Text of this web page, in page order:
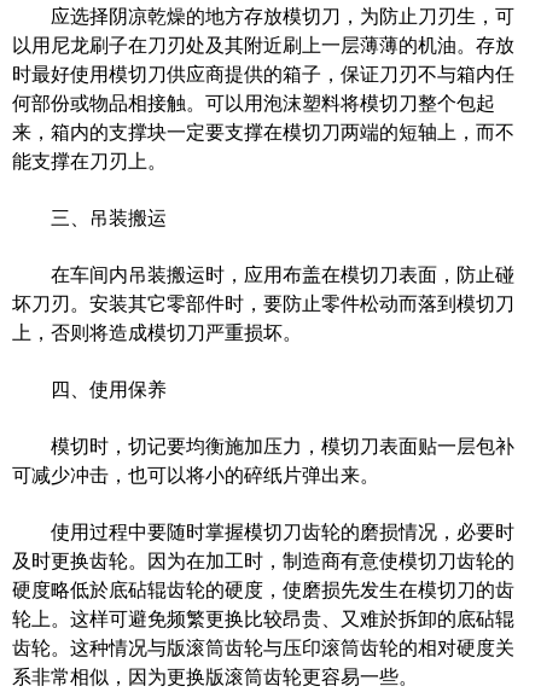
应选择阴凉乾燥的地方存放模切刀，为防止刀刃生，可
以用尼龙刷子在刀刃处及其附近刷上一层薄薄的机油。存放
时最好使用模切刀供应商提供的箱子，保证刀刃不与箱内任
何部份或物品相接触。可以用泡沫塑料将模切刀整个包起
来，箱内的支撑块一定要支撑在模切刀两端的短轴上，而不
能支撑在刀刃上。
三、吊装搬运
在车间内吊装搬运时，应用布盖在模切刀表面，防止碰
坏刀刃。安装其它零部件时，要防止零件松动而落到模切刀
上，否则将造成模切刀严重损坏。
四、使用保养
模切时，切记要均衡施加压力，模切刀表面贴一层包补
可减少冲击，也可以将小的碎纸片弹出来。
使用过程中要随时掌握模切刀齿轮的磨损情况，必要时
及时更换齿轮。因为在加工时，制造商有意使模切刀齿轮的
硬度略低於底砧辊齿轮的硬度，使磨损先发生在模切刀的齿
轮上。这样可避免频繁更换比较昂贵、又难於拆卸的底砧辊
齿轮。这种情况与版滚筒齿轮与压印滚筒齿轮的相对硬度关
系非常相似，因为更换版滚筒齿轮更容易一些。